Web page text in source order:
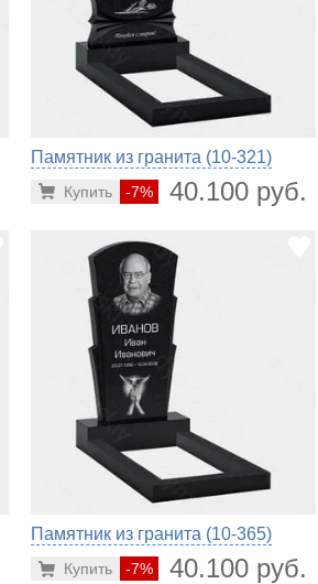
Памятник из гранита (10-321)
-7% 40.100 руб.
Купить
Памятник из гранита (10-365)
-7% 40.100 руб.
Купить